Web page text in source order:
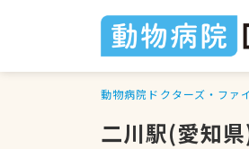
動物病院ドクターズ・ファ
二川駅(愛知